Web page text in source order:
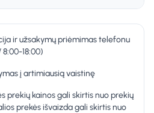
ir užsakymų priėmimas telefonu
18:00)
į artimiausią vaistinę
prekių kainos gali skirtis nuo prekių
prekės išvaizda gali skirtis nuo